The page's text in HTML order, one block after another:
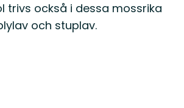
trivs också i dessa mossrika
och stuplav.